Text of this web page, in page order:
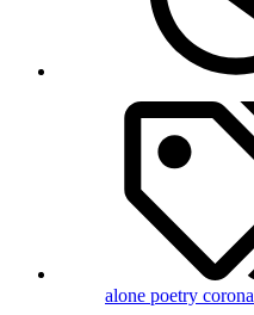
alone poetry